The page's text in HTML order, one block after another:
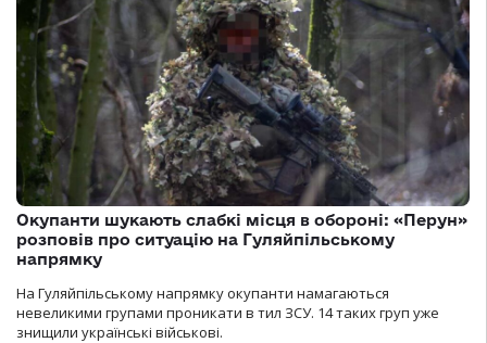
Окупанти шукають слабкі місця в обороні: «Перун»
розповів про ситуацію на Гуляйпільському
напрямку
На Гуляйпільському напрямку окупанти намагаються
невеликими групами проникати в тил ЗСУ. 14 таких груп уже
знищили українські військові.